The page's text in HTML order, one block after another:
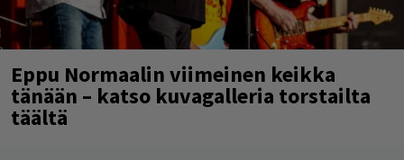
Eppu Normaalin viimeinen keikka
tänään – katso kuvagalleria torstailta
täältä